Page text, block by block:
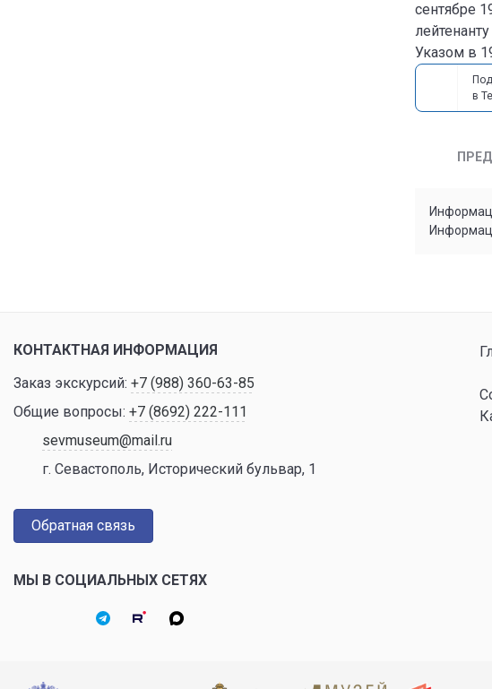
сентябре
Указом в
в
КОНТАКТНАЯ ИНФОРМАЦИЯ
Заказ экскурсий: +7 (988) 360-63-85
Общие вопросы: +7 (8692) 222-111
sevmuseum@mail.ru
г. Севастополь, Исторический бульвар, 1
Обратная связь
МЫ В СОЦИАЛЬНЫХ СЕТЯХ